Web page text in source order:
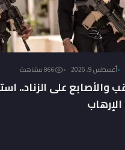
أغسطس 9, 2026 866 مشاهدة
والأصابع على الزناد..